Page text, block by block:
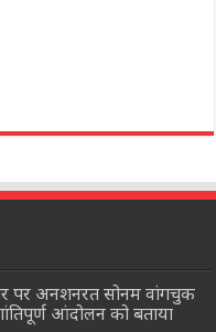
पर अनशनरत सोनम वांगचुक
आंदोलन को बताया